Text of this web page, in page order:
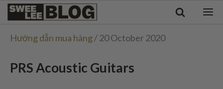
Singapore
Malaysia
Tiếng Việt
Swee
Blog
Hướng dẫn mua hàng/ 20 October 2020
PRS Acoustic Guitars